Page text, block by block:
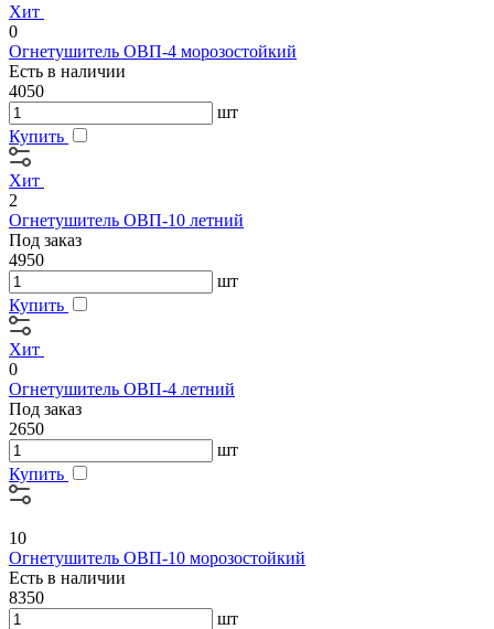
Хит
0
Огнетушитель ОВП-4 морозостойкий
Есть в наличии
4050
шт
Купить
Хит
2
Огнетушитель ОВП-10 летний
Под заказ
4950
шт
Купить
Хит
0
Огнетушитель ОВП-4 летний
Под заказ
2650
шт
Купить
10
Огнетушитель ОВП-10 морозостойкий
Есть в наличии
8350
шт